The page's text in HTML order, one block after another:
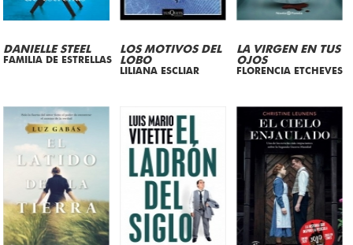
DANIELLE STEEL
FAMILIA DE ESTRELLAS
LOS MOTIVOS DEL
LOBO
LILIANA ESCLIAR
LA VIRGEN EN TUS
OJOS
FLORENCIA ETCHEVES